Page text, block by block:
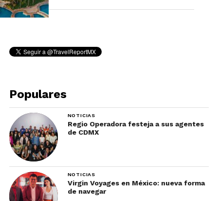
Populares
NOTICIAS
Regio Operadora festeja a sus agentes
de CDMX
NOTICIAS
Virgin Voyages en México: nueva forma
de navegar